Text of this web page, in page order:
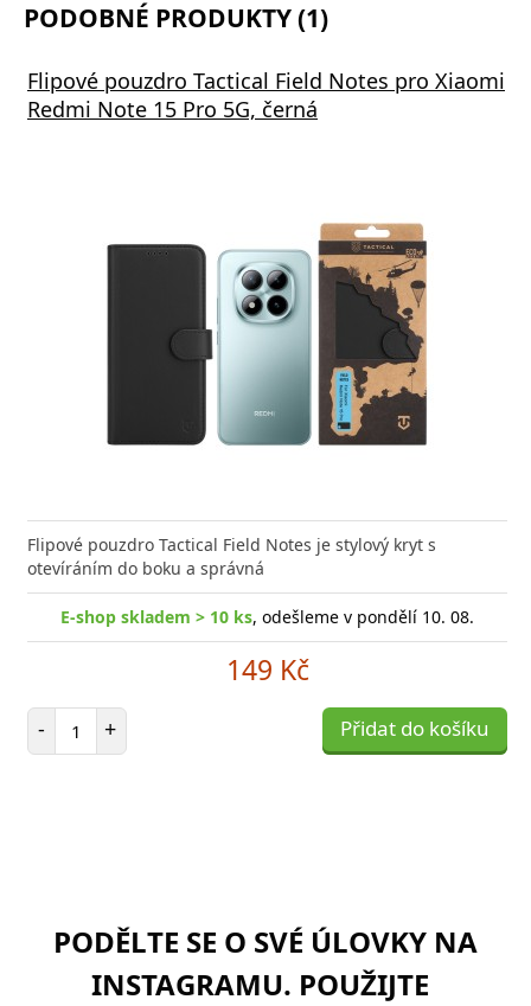
PODOBNÉ PRODUKTY (1)
Flipové pouzdro Tactical Field Notes pro Xiaomi
Redmi Note 15 Pro 5G, černá
Flipové pouzdro Tactical Field Notes je stylový kryt s
otevíráním do boku a správná
E-shop skladem > 10 ks, odešleme v pondělí 10. 08.
149 Kč
- Počet položek
+ Přidat do košíku
PODĚLTE SE O SVÉ ÚLOVKY NA
INSTAGRAMU. POUŽIJTE